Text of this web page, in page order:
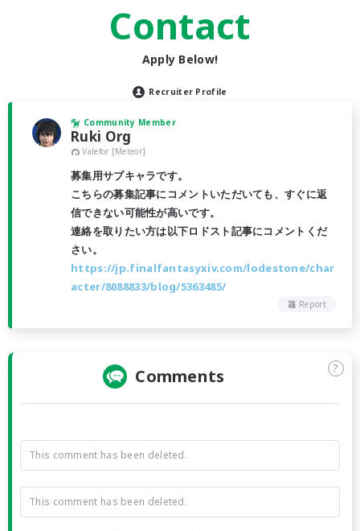
Contact
Apply Below!
Recruiter Profile
Community Member
Ruki Org
Valefor [Meteor]
募集用サブキャラです。
こちらの募集記事にコメントいただいても、すぐに返
信できない可能性が高いです。
連絡を取りたい方は以下ロドスト記事にコメントくだ
さい。
https://jp.finalfantasyxiv.com/lodestone/char
acter/8088833/blog/5363485/
Report
Comments ?
This comment has been deleted.
This comment has been deleted.